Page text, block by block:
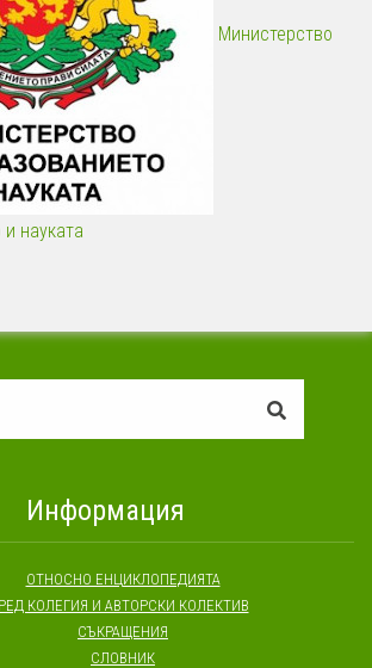
Министерство
науката
Информация
ОТНОСНО ЕНЦИКЛОПЕДИЯТА
РЕД КОЛЕГИЯ И АВТОРСКИ КОЛЕКТИВ
СЪКРАЩЕНИЯ
СЛОВНИК